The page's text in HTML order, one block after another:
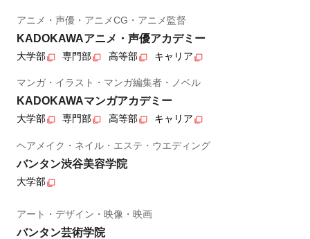
アニメ・声優・アニメCG・アニメ監督
KADOKAWAアニメ・声優アカデミー
大学部 専門部 高等部 キャリア
マンガ・イラスト・マンガ編集者・ノベル
KADOKAWAマンガアカデミー
大学部 専門部 高等部 キャリア
ヘアメイク・ネイル・エステ・ウエディング
バンタン渋谷美容学院
大学部
アート・デザイン・映像・映画
バンタン芸術学院